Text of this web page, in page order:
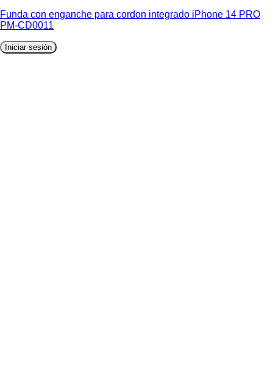
Funda con enganche para cordon integrado iPhone 14 PRO
PM-CD0011
Iniciar sesión